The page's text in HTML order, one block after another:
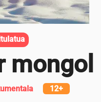
mongol
12+